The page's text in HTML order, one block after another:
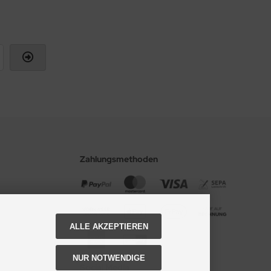
Zahlungsmethoden
ALLE AKZEPTIEREN
NUR NOTWENDIGE